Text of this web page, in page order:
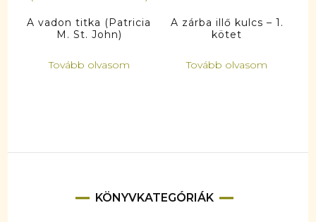
A vadon titka (Patricia
M. St. John)
Tovább olvasom
A zárba illő kulcs – 1.
kötet
Tovább olvasom
KÖNYVKATEGÓRIÁK